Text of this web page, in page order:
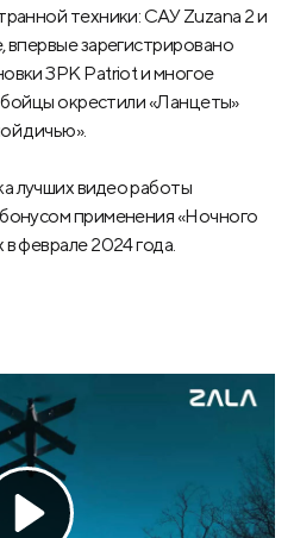
техники: САУ Zuzana 2 и
зарегистрировано
ЗРК Patriot и многое
бойцы окрестили «Ланцеты»
дичью».
лучших видео работы
применения «Ночного
феврале 2024 года.